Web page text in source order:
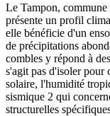
Le Tampon,
présente un profil
elle bénéficie d'un
de précipitations
combles y répond à
s'agit pas d'isoler pour
solaire, l'humidité
sismique 2 qui
structurelles